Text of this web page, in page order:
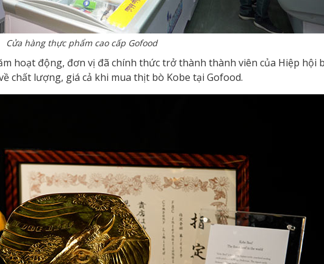
Cửa hàng thực phẩm cao cấp Gofood
hoạt động, đơn vị đã chính thức trở thành thành viên của Hiệp hội
chất lượng, giá cả khi mua thịt bò Kobe tại Gofood.